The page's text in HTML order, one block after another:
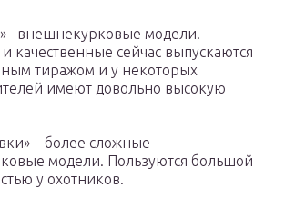
–внешнекурковые модели.
качественные сейчас выпускаются
тиражом и у некоторых
имеют довольно высокую
– более сложные
модели. Пользуются большой
у охотников.